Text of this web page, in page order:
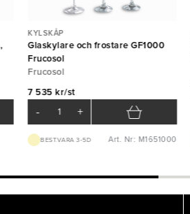
KYLSKÅP
Glaskylare och frostare GF1000
Frucosol
Frucosol
7 535 kr/st
- +
BEST.VARA 3-5D Art. Nr: M1651000